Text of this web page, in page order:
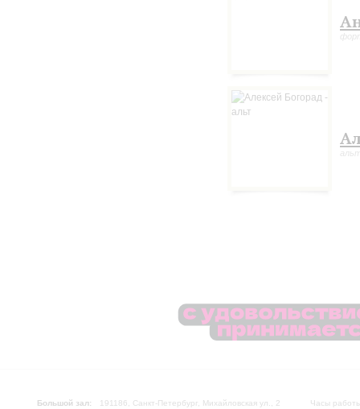
Большой зал:
191186, Санкт-Петербург, Михайловская ул., 2
Часы